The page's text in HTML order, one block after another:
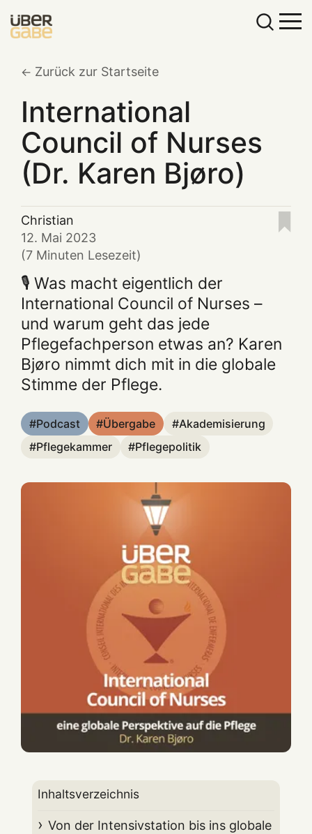
Zurück zur Startseite
International
Council of Nurses
(Dr. Karen Bjøro)
Christian
12. Mai 2023
(7 Minuten Lesezeit)
🎙️ Was macht eigentlich der
International Council of Nurses –
und warum geht das jede
Pflegefachperson etwas an? Karen
Bjøro nimmt dich mit in die globale
Stimme der Pflege.
Podcast Übergabe
Akademisierung
Pflegekammer
Pflegepolitik
Inhaltsverzeichnis
Von der Intensivstation bis ins globale